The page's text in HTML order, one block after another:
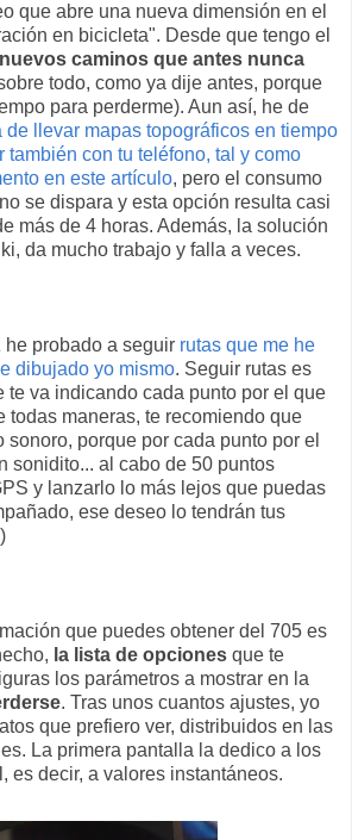
que abre una nueva dimensión en el
en bicicleta". Desde que tengo el
nuevos caminos que antes nunca
todo, como ya dije antes, porque
para perderme). Aun así, he de
de llevar mapas topográficos en tiempo
también con tu teléfono, tal y como
en este artículo, pero el consumo
se dispara y esta opción resulta casi
más de 4 horas. Además, la solución
da mucho trabajo y falla a veces.
probado a seguir rutas que me he
dibujado yo mismo. Seguir rutas es
te va indicando cada punto por el que
todas maneras, te recomiendo que
porque por cada punto por el
sonidito... al cabo de 50 puntos
y lanzarlo lo más lejos que puedas
ese deseo lo tendrán tus
que puedes obtener del 705 es
la lista de opciones que te
los parámetros a mostrar en la
. Tras unos cuantos ajustes, yo
que prefiero ver, distribuidos en las
La primera pantalla la dedico a los
es decir, a valores instantáneos.